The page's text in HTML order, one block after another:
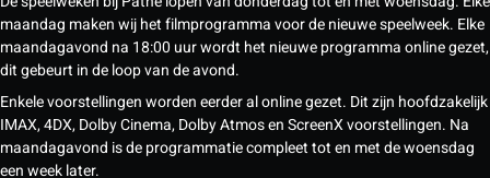
maandag maken wij het filmprogramma voor de nieuwe speelweek. Elke
maandagavond na 18:00 uur wordt het nieuwe programma online gezet,
dit gebeurt in de loop van de avond.
Enkele voorstellingen worden eerder al online gezet. Dit zijn hoofdzakelijk
IMAX, 4DX, Dolby Cinema, Dolby Atmos en ScreenX voorstellingen. Na
maandagavond is de programmatie compleet tot en met de woensdag
een week later.